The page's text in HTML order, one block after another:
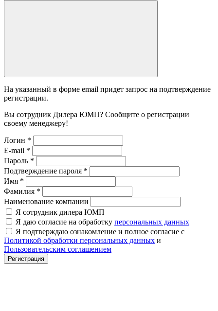
На указанный в форме email придет запрос на подтверждение
регистрации.
Вы сотрудник Дилера ЮМП? Сообщите о регистрации
своему менеджеру!
Логин *
E-mail *
Пароль *
Подтверждение пароля *
Имя *
Фамилия *
Наименование компании
Я сотрудник дилера ЮМП
Я даю согласие на обработку персональных данных
Я подтверждаю ознакомление и полное согласие с
Политикой обработки персональных данных и
Пользовательским соглашением
Регистрация